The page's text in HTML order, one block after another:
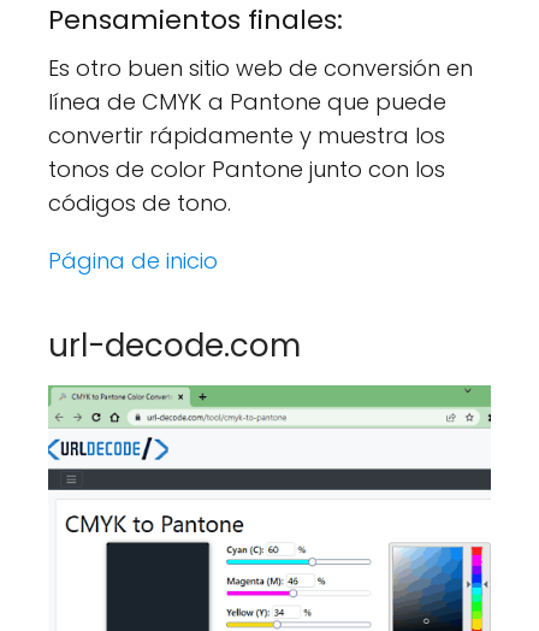
Pensamientos finales:
Es otro buen sitio web de conversión en
línea de CMYK a Pantone que puede
convertir rápidamente y muestra los
tonos de color Pantone junto con los
códigos de tono.
Página de inicio
url-decode.com